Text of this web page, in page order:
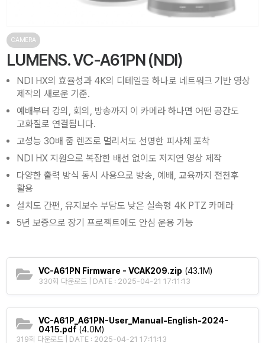
CAMERA
LUMENS. VC-A61PN (NDI)
NDI HX의 효율성과 4K의 디테일을 하나로 네트워크 기반 영상
제작의 새로운 기준.
예배부터 강의, 회의, 방송까지 이 카메라 하나면 어떤 공간도
고화질로 연결됩니다.
고성능 30배 줌 렌즈로 멀리서도 선명한 피사체 포착
NDI HX 지원으로 복잡한 배선 없이도 저지연 영상 제작
다양한 출력 방식 동시 사용으로 방송, 예배, 교육까지 전천후
활용
설치도 간편, 유지보수 부담도 낮은 실속형 4K PTZ 카메라
5년 보증으로 장기 프로젝트에도 안심 운용 가능
VC-A61PN Firmware - VCAK209.zip (43.1M)
330회 다운로드 | DATE : 2025-04-21 17:11:13
VC-A61P_A61PN-User_Manual-English-2024-
0415.pdf (4.0M)
319회 다운로드 | DATE : 2025-04-21 17:11:13